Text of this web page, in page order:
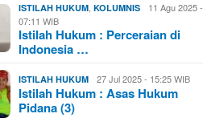
ISTILAH HUKUM ,KOLUMNIS
11 Agu 2025 -
07:11 WIB
Istilah Hukum : Perceraian di
Indonesia …
ISTILAH HUKUM 27 Jul 2025 - 15:25 WIB
Istilah Hukum : Asas Hukum
Pidana (3)